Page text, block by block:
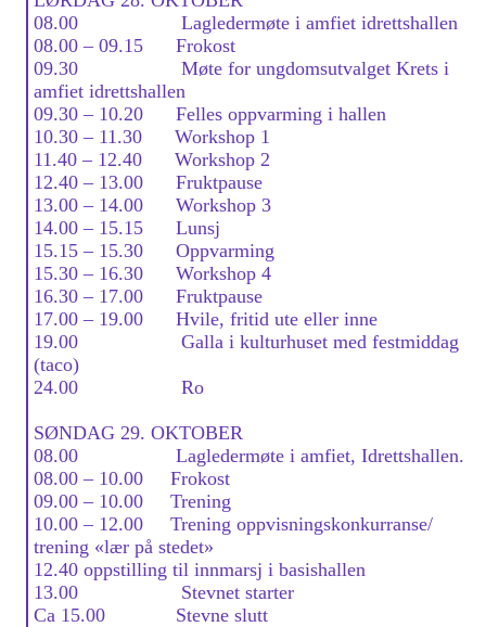
08.00 Lagledermøte i amfiet idrettshallen
08.00 – 09.15 Frokost
09.30 Møte for ungdomsutvalget Krets i
amfiet idrettshallen
09.30 – 10.20 Felles oppvarming i hallen
10.30 – 11.30 Workshop 1
11.40 – 12.40 Workshop 2
12.40 – 13.00 Fruktpause
13.00 – 14.00 Workshop 3
14.00 – 15.15 Lunsj
15.15 – 15.30 Oppvarming
15.30 – 16.30 Workshop 4
16.30 – 17.00 Fruktpause
17.00 – 19.00 Hvile, fritid ute eller inne
19.00 Galla i kulturhuset med festmiddag
(taco)
24.00 Ro
SØNDAG 29. OKTOBER
08.00 Lagledermøte i amfiet, Idrettshallen.
08.00 – 10.00 Frokost
09.00 – 10.00 Trening
10.00 – 12.00 Trening oppvisningskonkurranse/
trening «lær på stedet»
12.40 oppstilling til innmarsj i basishallen
13.00 Stevnet starter
Ca 15.00 Stevne slutt